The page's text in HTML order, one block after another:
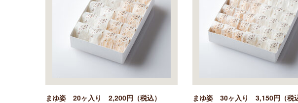
まゆ姿 20ヶ入り 2,200円（税込） まゆ姿 30ヶ入り 3,150円（税